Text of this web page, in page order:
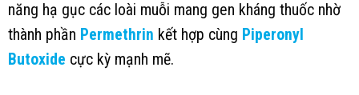
năng hạ gục các loài muỗi mang gen kháng thuốc nhờ
thành phần Permethrin kết hợp cùng Piperonyl
Butoxide cực kỳ mạnh mẽ.